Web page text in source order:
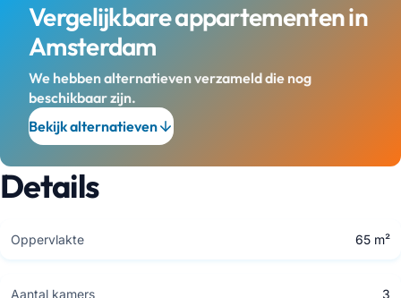
Vergelijkbare appartementen in
Amsterdam
We hebben alternatieven verzameld die nog
beschikbaar zijn.
Bekijk alternatieven
Details
Oppervlakte 65 m²
Aantal kamers 3